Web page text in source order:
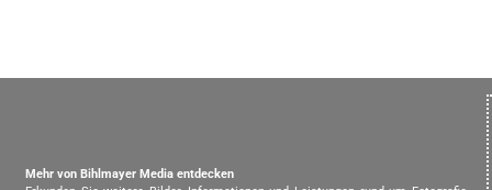
Mehr von Bihlmayer Media entdecken